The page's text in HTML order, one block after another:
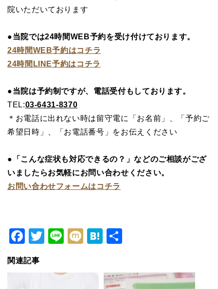
院いただいております
●当院では24時間WEB予約を受け付けております。
24時間WEB予約はコチラ
24時間LINE予約はコチラ
●当院は予約制ですが、電話受付もしております。
TEL:03-6431-8370
＊お電話に出れない時は留守電に「お名前」、「予約ご
希望日時」、「お電話番号」をお伝えください
●「こんな症状も対応できるの？」などのご相談がござ
いましたらお気軽にお問い合わせください。
お問い合わせフォームはコチラ
Facebook
Twitter
LineMixiHatena
関連記事